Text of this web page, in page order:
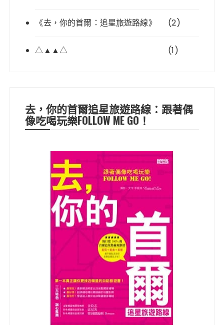
《去，你的首爾：追星旅遊路線》 (2)
△▲▲△ (1)
去，你的首爾追星旅遊路線：跟著偶
像吃喝玩樂FOLLOW ME GO！